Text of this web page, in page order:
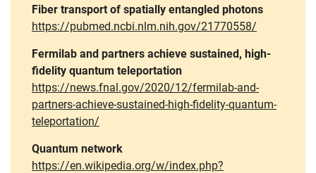
Fiber transport of spatially entangled photons
https://pubmed.ncbi.nlm.nih.gov/21770558/
Fermilab and partners achieve sustained, high-
fidelity quantum teleportation
https://news.fnal.gov/2020/12/fermilab-and-
partners-achieve-sustained-high-fidelity-quantum-
teleportation/
Quantum network
https://en.wikipedia.org/w/index.php?